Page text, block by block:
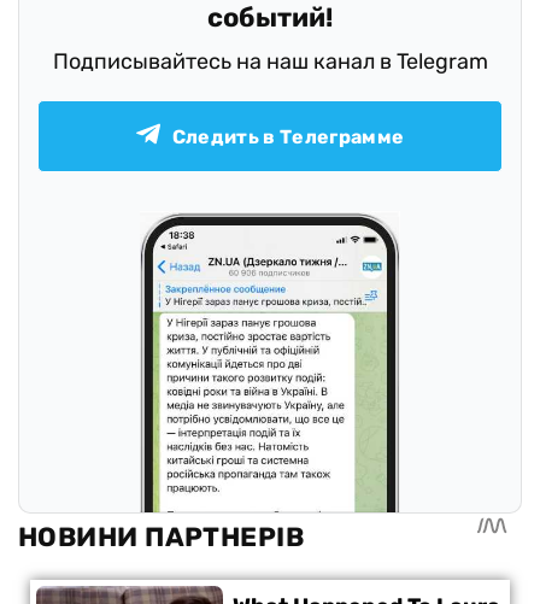
событий!
Подписывайтесь на наш канал в Telegram
Следить в Телеграмме